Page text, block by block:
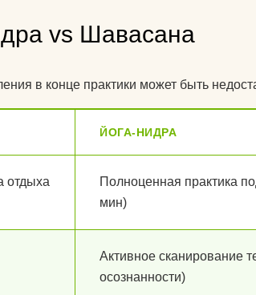
vs Шавасана
в конце практики может быть
ЙОГА-НИДРА
отдыха
Полноценная практика
мин)
Активное сканирование
осознанности)